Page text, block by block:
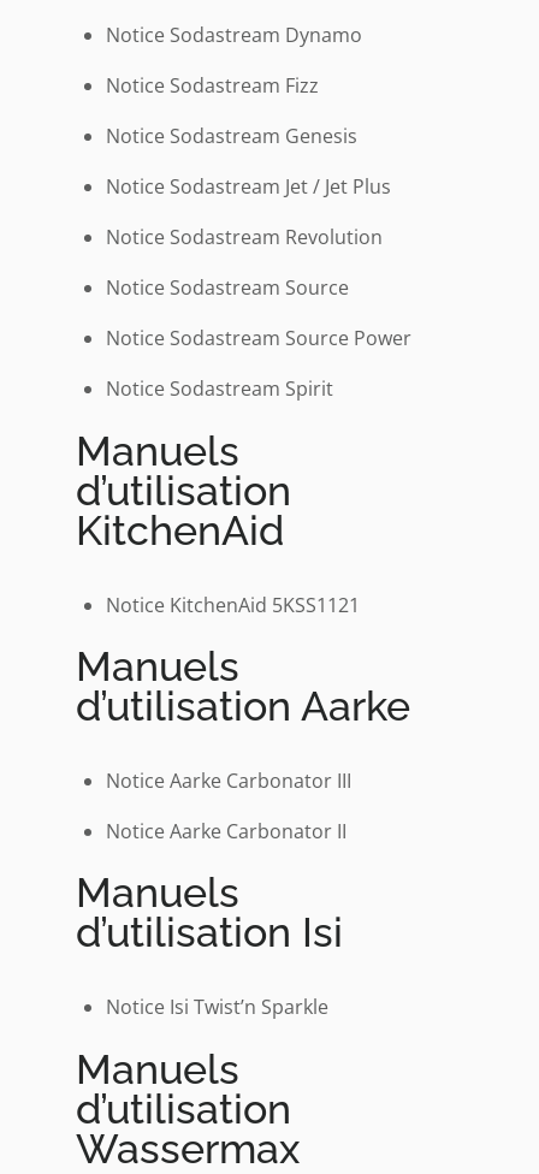
Notice Sodastream Dynamo
Notice Sodastream Fizz
Notice Sodastream Genesis
Notice Sodastream Jet / Jet Plus
Notice Sodastream Revolution
Notice Sodastream Source
Notice Sodastream Source Power
Notice Sodastream Spirit
Manuels
d’utilisation
KitchenAid
Notice KitchenAid 5KSS1121
Manuels
d’utilisation Aarke
Notice Aarke Carbonator III
Notice Aarke Carbonator II
Manuels
d’utilisation Isi
Notice Isi Twist’n Sparkle
Manuels
d’utilisation
Wassermax